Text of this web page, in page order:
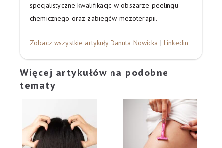
specjalistyczne kwalifikacje w obszarze peelingu
chemicznego oraz zabiegów mezoterapii.
Zobacz wszystkie artykuły Danuta Nowicka |Linkedin
Więcej artykułów na podobne
tematy